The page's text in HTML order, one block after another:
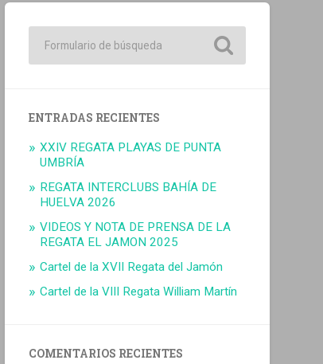
ENTRADAS RECIENTES
XXIV REGATA PLAYAS DE PUNTA
UMBRÍA
REGATA INTERCLUBS BAHÍA DE
HUELVA 2026
VIDEOS Y NOTA DE PRENSA DE LA
REGATA EL JAMON 2025
Cartel de la XVII Regata del Jamón
Cartel de la VIII Regata William Martín
COMENTARIOS RECIENTES